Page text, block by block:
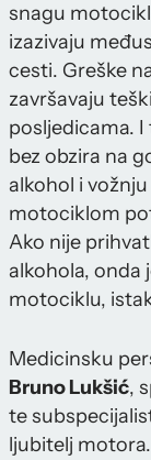
snagu
izazivaju
cesti. Greške
završavaju
posljedicama.
bez obzira na
alkohol i
motociklom
Ako nije
alkohola, onda
motociklu,
Medicinsku
Bruno Lukšić,
te
ljubitelj